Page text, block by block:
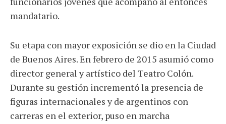
mandatario.
Su etapa con mayor exposición se dio en la Ciudad
de Buenos Aires. En febrero de 2015 asumió como
director general y artístico del Teatro Colón.
Durante su gestión incrementó la presencia de
figuras internacionales y de argentinos con
carreras en el exterior, puso en marcha